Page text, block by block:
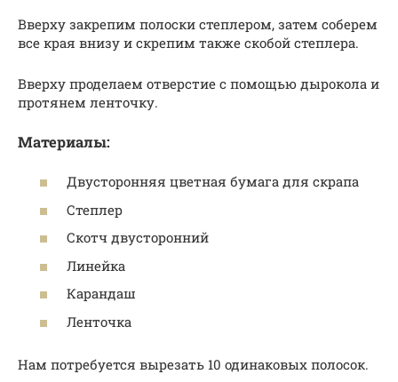
Вверху закрепим полоски степлером, затем соберем
все края внизу и скрепим также скобой степлера.
Вверху проделаем отверстие с помощью дырокола и
протянем ленточку.
Материалы:
Двусторонняя цветная бумага для скрапа
Степлер
Скотч двусторонний
Линейка
Карандаш
Ленточка
Нам потребуется вырезать 10 одинаковых полосок.